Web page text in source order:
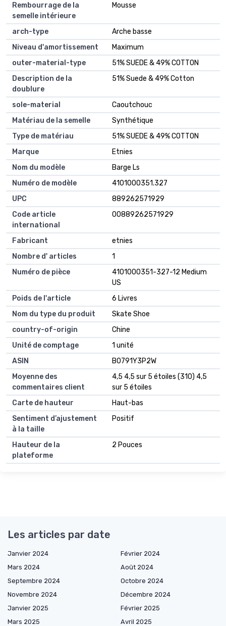
Rembourrage de la
semelle intérieure
Mousse
arch-type
Arche basse
Niveau d'amortissement
Maximum
outer-material-type
51% SUEDE & 49% COTTON
Description de la
doublure
51% Suede & 49% Cotton
sole-material
Caoutchouc
Matériau de la semelle
Synthétique
Type de matériau
51% SUEDE & 49% COTTON
Marque
Etnies
Nom du modèle
Barge Ls
Numéro de modèle
4101000351.327
UPC
889262571929
Code article
international
00889262571929
Fabricant
etnies
Nombre d' articles
1
Numéro de pièce
4101000351-327-12 Medium
US
Poids de l'article
6 Livres
Nom du type du produit
Skate Shoe
country-of-origin
Chine
Unité de comptage
1 unité
ASIN
B0791Y3P2W
Moyenne des
commentaires client
4,5 4,5 sur 5 étoiles (310) 4,5
sur 5 étoiles
Carte de hauteur
Haut-bas
Sentiment d’ajustement
à la taille
Positif
Hauteur de la
plateforme
2 Pouces
Les articles par date
Janvier 2024
Février 2024
Mars 2024
Août 2024
Septembre 2024
Octobre 2024
Novembre 2024
Décembre 2024
Janvier 2025
Février 2025
Mars 2025
Avril 2025